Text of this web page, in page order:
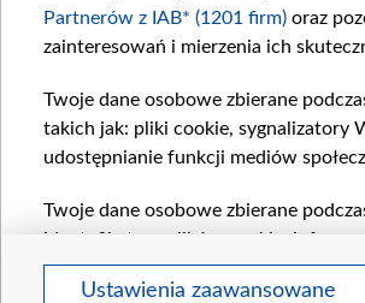
Partnerów z IAB* (1201 firm) oraz
zainteresowań i mierzenia ich
Twoje dane osobowe zbierane
takich jak: pliki cookie, sygnalizatory
udostępnianie funkcji mediów
Twoje dane osobowe zbierane
identyfikatory plików cookie,
pozostałychZaufanych Partnerów
wyboru spersonalizowanych
Ustawienia zaawansowane